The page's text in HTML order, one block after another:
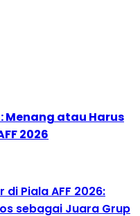
Menang atau Harus
2026
Piala AFF 2026:
sebagai Juara Grup